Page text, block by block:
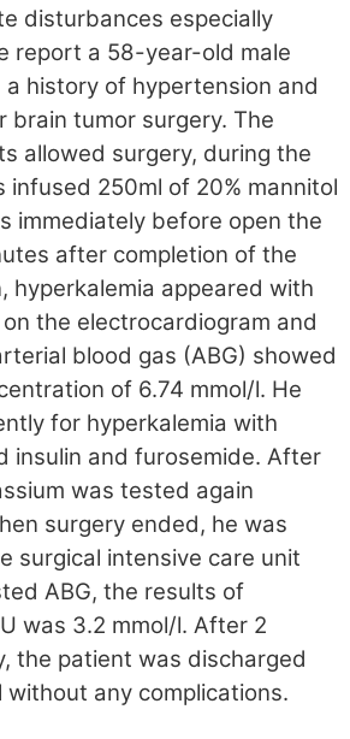
disturbances especially
report a 58-year-old male
history of hypertension and
brain tumor surgery. The
allowed surgery, during the
infused 250ml of 20% mannitol
immediately before open the
after completion of the
hyperkalemia appeared with
the electrocardiogram and
blood gas (ABG) showed
of 6.74 mmol/l. He
for hyperkalemia with
insulin and furosemide. After
was tested again
surgery ended, he was
surgical intensive care unit
ABG, the results of
was 3.2 mmol/l. After 2
the patient was discharged
any complications.